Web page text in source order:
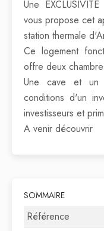
Une
vous propose cet
station thermale
Ce logement
offre deux
Une cave et un
conditions d'un
investisseurs et
A venir découvrir
SOMMAIRE
Référence